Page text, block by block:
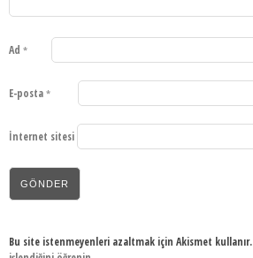
Ad *
E-posta *
İnternet sitesi
Bu site istenmeyenleri azaltmak için Akismet kullanır.